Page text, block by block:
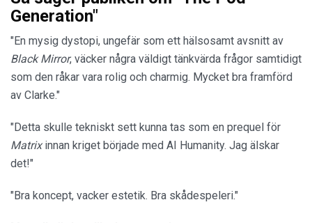
Generation"
"En mysig dystopi, ungefär som ett hälsosamt avsnitt av
Black Mirror, väcker några väldigt tänkvärda frågor samtidigt
som den råkar vara rolig och charmig. Mycket bra framförd
av Clarke."
"Detta skulle tekniskt sett kunna tas som en prequel för
Matrixinnan kriget började med AI Humanity. Jag älskar
det!"
"Bra koncept, vacker estetik. Bra skådespeleri."